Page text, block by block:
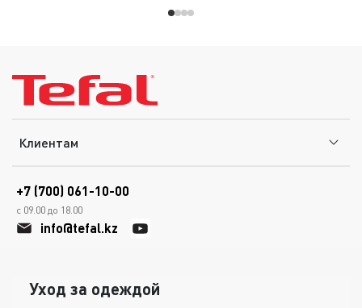
Клиентам
+7 (700) 061-10-00
с 09.00 до 18.00
info@tefal.kz
Уход за одеждой